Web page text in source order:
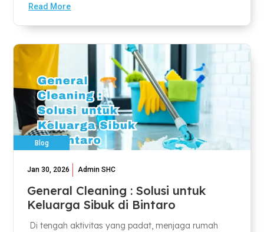
Read More
Blog
Jan 30, 2026 Admin SHC
General Cleaning : Solusi untuk
Keluarga Sibuk di Bintaro
Di tengah aktivitas yang padat, menjaga rumah